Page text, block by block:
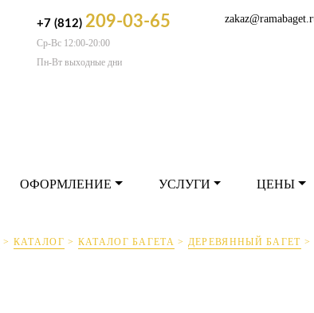
+7 (812) 209-03-65
Ср-Вс 12:00-20:00
Пн-Вт выходные дни
ОФОРМЛЕНИЕ УСЛУГИ ЦЕНЫ
> КАТАЛОГ > КАТАЛОГ БАГЕТА > ДЕРЕВЯННЫЙ БАГЕТ >